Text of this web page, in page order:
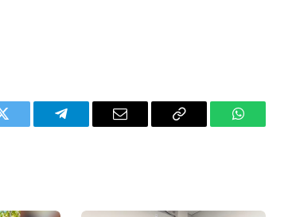
Twitter Telegram Email
Copy
WhatsApp